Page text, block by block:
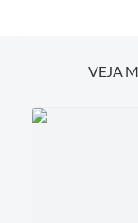
VEJA